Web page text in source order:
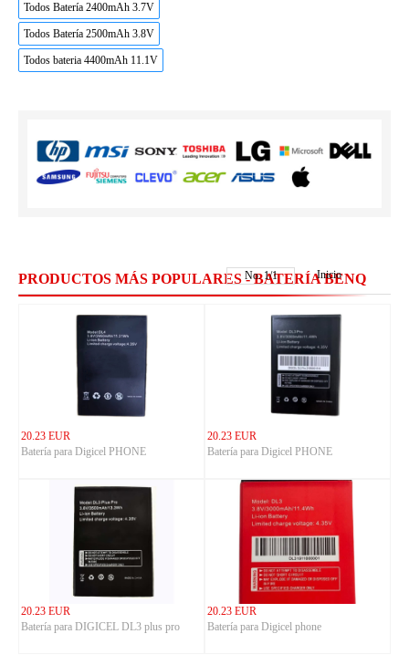
Todos Batería 2400mAh 3.7V
Todos Batería 2500mAh 3.8V
Todos bateria 4400mAh 11.1V
PRODUCTOS MÁS POPULARES - BATERÍA BENQ
No.1/1 Inicio
20.23 EUR
Batería para Digicel PHONE
20.23 EUR
Batería para Digicel PHONE
20.23 EUR
Batería para DIGICEL DL3 plus pro
20.23 EUR
Batería para Digicel phone